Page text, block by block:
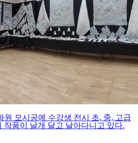
원 모시공예 수강생 전시 초, 중, 고급
작품이 날개 달고 날아다니고 있다.